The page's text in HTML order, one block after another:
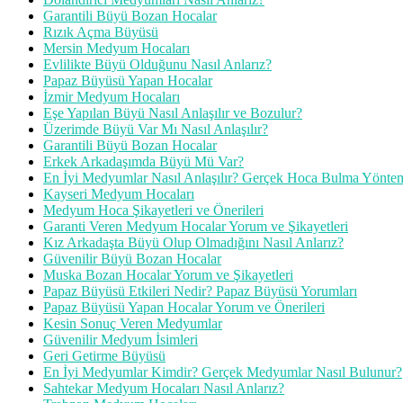
Garantili Büyü Bozan Hocalar
Rızık Açma Büyüsü
Mersin Medyum Hocaları
Evlilikte Büyü Olduğunu Nasıl Anlarız?
Papaz Büyüsü Yapan Hocalar
İzmir Medyum Hocaları
Eşe Yapılan Büyü Nasıl Anlaşılır ve Bozulur?
Üzerimde Büyü Var Mı Nasıl Anlaşılır?
Garantili Büyü Bozan Hocalar
Erkek Arkadaşımda Büyü Mü Var?
En İyi Medyumlar Nasıl Anlaşılır? Gerçek Hoca Bulma
Kayseri Medyum Hocaları
Medyum Hoca Şikayetleri ve Önerileri
Garanti Veren Medyum Hocalar Yorum ve Şikayetleri
Kız Arkadaşta Büyü Olup Olmadığını Nasıl Anlarız?
Güvenilir Büyü Bozan Hocalar
Muska Bozan Hocalar Yorum ve Şikayetleri
Papaz Büyüsü Etkileri Nedir? Papaz Büyüsü Yorumları
Papaz Büyüsü Yapan Hocalar Yorum ve Önerileri
Kesin Sonuç Veren Medyumlar
Güvenilir Medyum İsimleri
Geri Getirme Büyüsü
En İyi Medyumlar Kimdir? Gerçek Medyumlar Nasıl Bulunur?
Sahtekar Medyum Hocaları Nasıl Anlarız?